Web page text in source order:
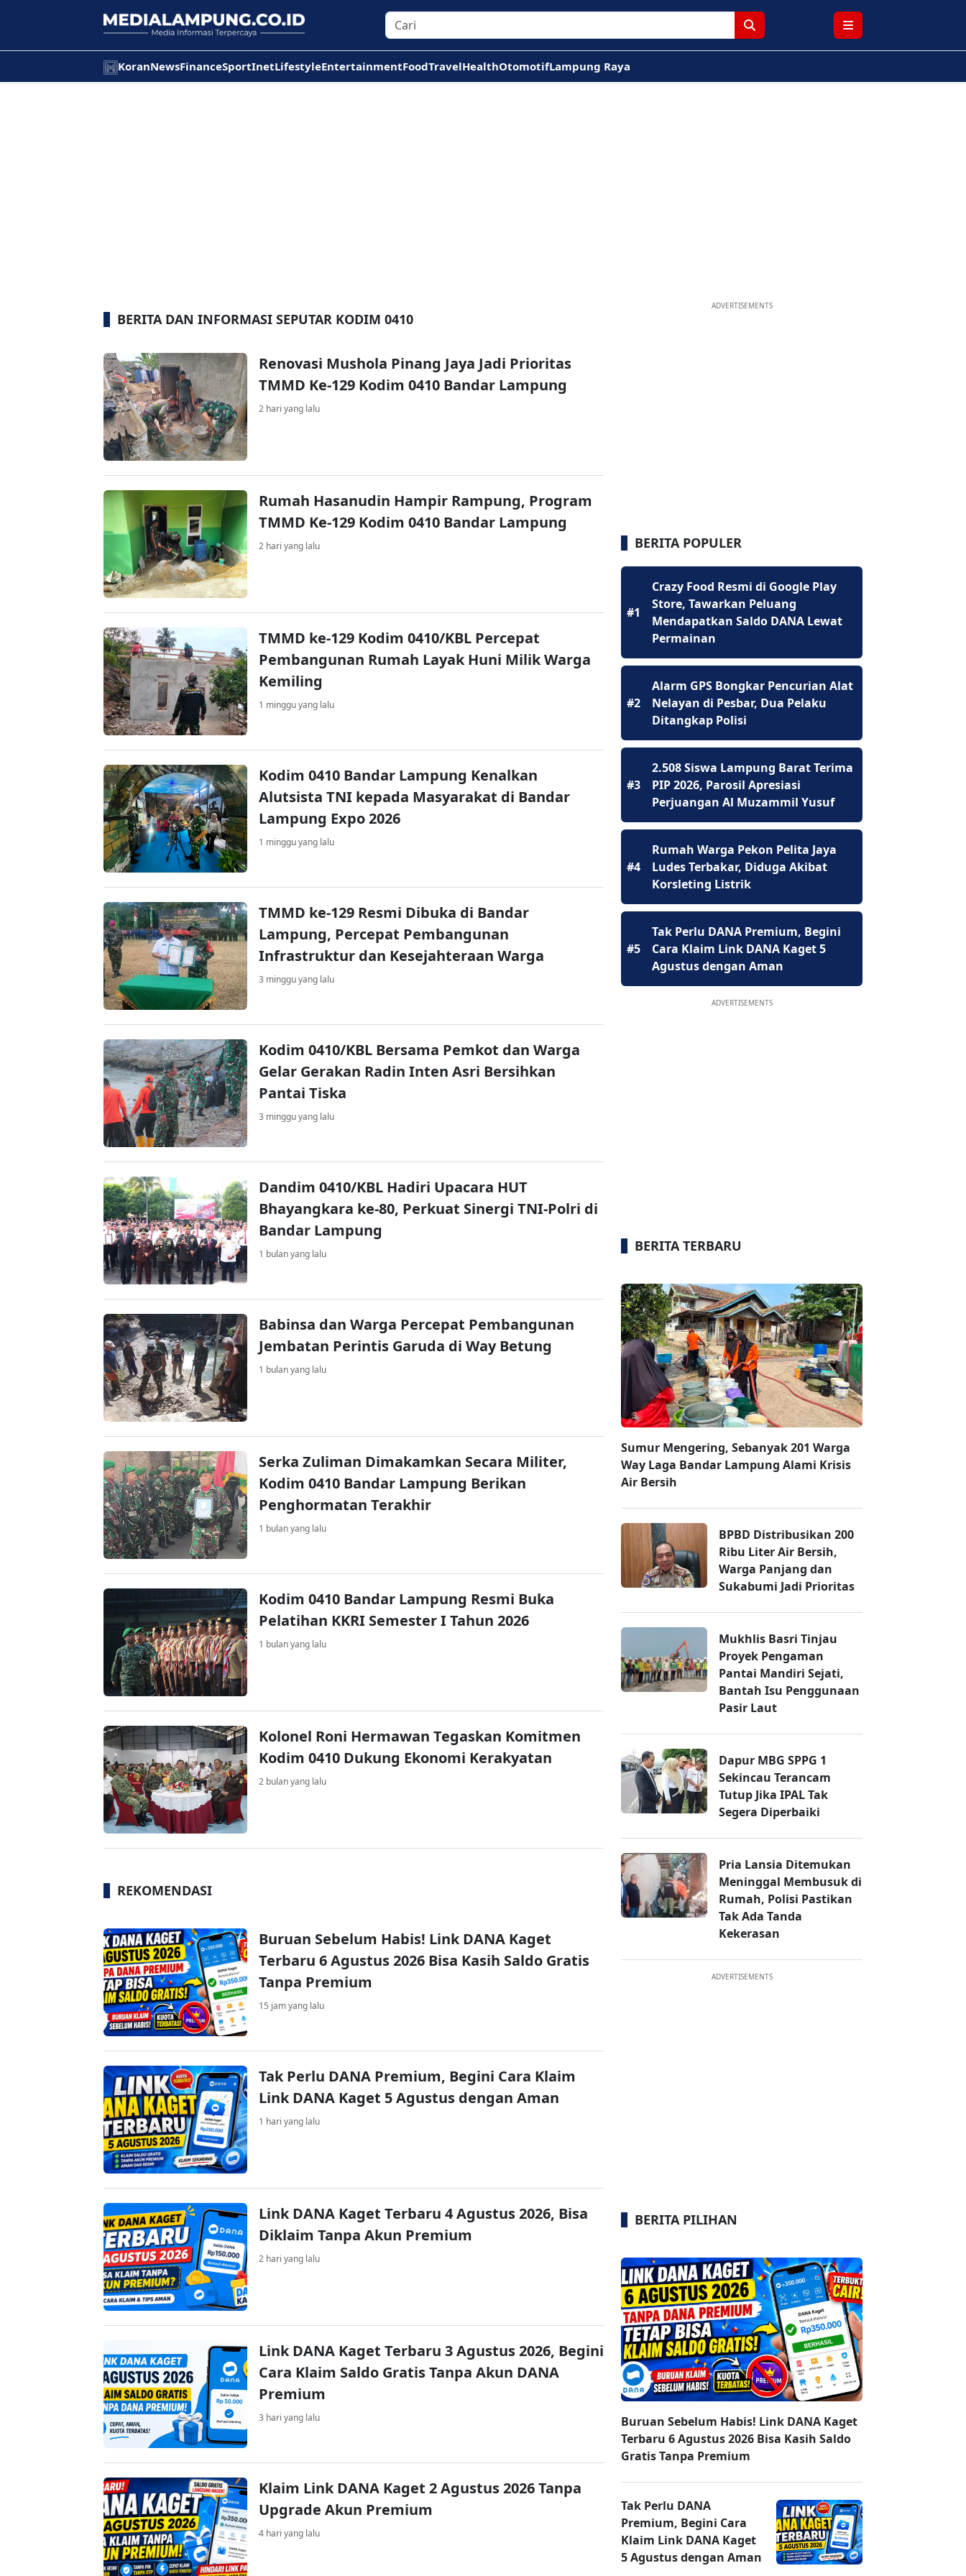
KoranNewsFinanceSportInetLifestyleEntertainmentFoodTravelHealthOtomotifLampung Raya
BERITA DAN INFORMASI SEPUTAR KODIM 0410
Renovasi Mushola Pinang Jaya Jadi Prioritas
TMMD Ke-129 Kodim 0410 Bandar Lampung
2 hari yang lalu
Rumah Hasanudin Hampir Rampung, Program
TMMD Ke-129 Kodim 0410 Bandar Lampung
2 hari yang lalu
TMMD ke-129 Kodim 0410/KBL Percepat
Pembangunan Rumah Layak Huni Milik Warga
Kemiling
1 minggu yang lalu
Kodim 0410 Bandar Lampung Kenalkan
Alutsista TNI kepada Masyarakat di Bandar
Lampung Expo 2026
1 minggu yang lalu
TMMD ke-129 Resmi Dibuka di Bandar
Lampung, Percepat Pembangunan
Infrastruktur dan Kesejahteraan Warga
3 minggu yang lalu
Kodim 0410/KBL Bersama Pemkot dan Warga
Gelar Gerakan Radin Inten Asri Bersihkan
Pantai Tiska
3 minggu yang lalu
Dandim 0410/KBL Hadiri Upacara HUT
Bhayangkara ke-80, Perkuat Sinergi TNI-Polri di
Bandar Lampung
1 bulan yang lalu
Babinsa dan Warga Percepat Pembangunan
Jembatan Perintis Garuda di Way Betung
1 bulan yang lalu
Serka Zuliman Dimakamkan Secara Militer,
Kodim 0410 Bandar Lampung Berikan
Penghormatan Terakhir
1 bulan yang lalu
Kodim 0410 Bandar Lampung Resmi Buka
Pelatihan KKRI Semester I Tahun 2026
1 bulan yang lalu
Kolonel Roni Hermawan Tegaskan Komitmen
Kodim 0410 Dukung Ekonomi Kerakyatan
2 bulan yang lalu
REKOMENDASI
Buruan Sebelum Habis! Link DANA Kaget
Terbaru 6 Agustus 2026 Bisa Kasih Saldo Gratis
Tanpa Premium
15 jam yang lalu
Tak Perlu DANA Premium, Begini Cara Klaim
Link DANA Kaget 5 Agustus dengan Aman
1 hari yang lalu
Link DANA Kaget Terbaru 4 Agustus 2026, Bisa
Diklaim Tanpa Akun Premium
2 hari yang lalu
Link DANA Kaget Terbaru 3 Agustus 2026, Begini
Cara Klaim Saldo Gratis Tanpa Akun DANA
Premium
3 hari yang lalu
Klaim Link DANA Kaget 2 Agustus 2026 Tanpa
Upgrade Akun Premium
4 hari yang lalu
ADVERTISEMENTS
BERITA POPULER
#1
Crazy Food Resmi di Google Play
Store, Tawarkan Peluang
Mendapatkan Saldo DANA Lewat
Permainan
#2
Alarm GPS Bongkar Pencurian Alat
Nelayan di Pesbar, Dua Pelaku
Ditangkap Polisi
#3
2.508 Siswa Lampung Barat Terima
PIP 2026, Parosil Apresiasi
Perjuangan Al Muzammil Yusuf
#4
Rumah Warga Pekon Pelita Jaya
Ludes Terbakar, Diduga Akibat
Korsleting Listrik
#5
Tak Perlu DANA Premium, Begini
Cara Klaim Link DANA Kaget 5
Agustus dengan Aman
ADVERTISEMENTS
BERITA TERBARU
Sumur Mengering, Sebanyak 201 Warga
Way Laga Bandar Lampung Alami Krisis
Air Bersih
BPBD Distribusikan 200
Ribu Liter Air Bersih,
Warga Panjang dan
Sukabumi Jadi Prioritas
Mukhlis Basri Tinjau
Proyek Pengaman
Pantai Mandiri Sejati,
Bantah Isu Penggunaan
Pasir Laut
Dapur MBG SPPG 1
Sekincau Terancam
Tutup Jika IPAL Tak
Segera Diperbaiki
Pria Lansia Ditemukan
Meninggal Membusuk di
Rumah, Polisi Pastikan
Tak Ada Tanda
Kekerasan
ADVERTISEMENTS
BERITA PILIHAN
Buruan Sebelum Habis! Link DANA Kaget
Terbaru 6 Agustus 2026 Bisa Kasih Saldo
Gratis Tanpa Premium
Tak Perlu DANA
Premium, Begini Cara
Klaim Link DANA Kaget
5 Agustus dengan Aman